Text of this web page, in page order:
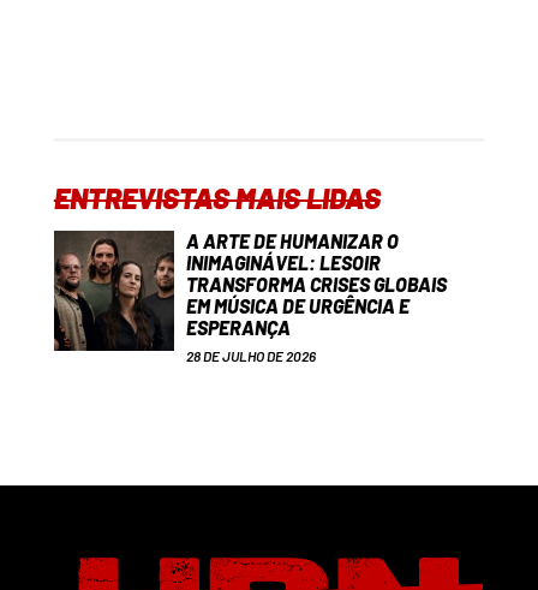
ENTREVISTAS MAIS LIDAS
A ARTE DE HUMANIZAR O
INIMAGINÁVEL: LESOIR
TRANSFORMA CRISES GLOBAIS
EM MÚSICA DE URGÊNCIA E
ESPERANÇA
28 DE JULHO DE 2026